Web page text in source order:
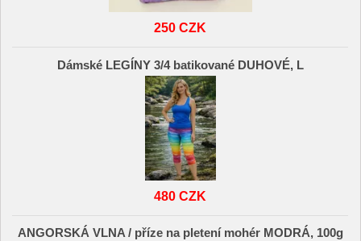
250 CZK
Dámské LEGÍNY 3/4 batikované DUHOVÉ, L
480 CZK
ANGORSKÁ VLNA / příze na pletení mohér MODRÁ, 100g